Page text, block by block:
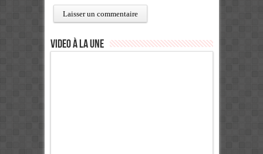
Video à la Une